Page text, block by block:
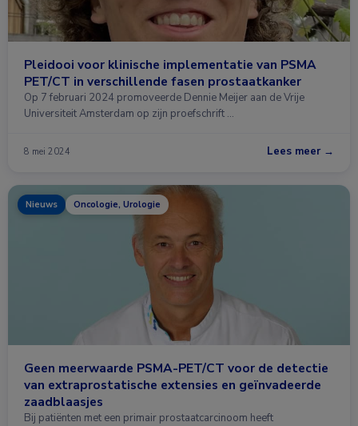
Pleidooi voor klinische implementatie van PSMA
PET/CT in verschillende fasen prostaatkanker
Op 7 februari 2024 promoveerde Dennie Meijer aan de Vrije
Universiteit Amsterdam op zijn proefschrift …
8 mei 2024 Lees meer →
Nieuws Oncologie, Urologie
Geen meerwaarde PSMA-PET/CT voor de detectie
van extraprostatische extensies en geïnvadeerde
zaadblaasjes
Bij patiënten met een primair prostaatcarcinoom heeft